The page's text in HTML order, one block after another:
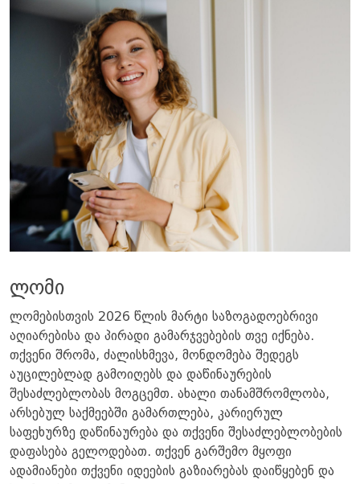
ლომი
ლომებისთვის 2026 წლის მარტი საზოგადოებრივი
აღიარებისა და პირადი გამარჯვებების თვე იქნება.
თქვენი შრომა, ძალისხმევა, მონდომება შედეგს
აუცილებლად გამოიღებს და დაწინაურების
შესაძლებლობას მოგცემთ. ახალი თანამშრომლობა,
არსებულ საქმეებში გამართლება, კარიერულ
საფეხურზე დაწინაურება და თქვენი შესაძლებლობების
დაფასება გელოდებათ. თქვენ გარშემო მყოფი
ადამიანები თქვენი იდეების გაზიარებას დაიწყებენ და